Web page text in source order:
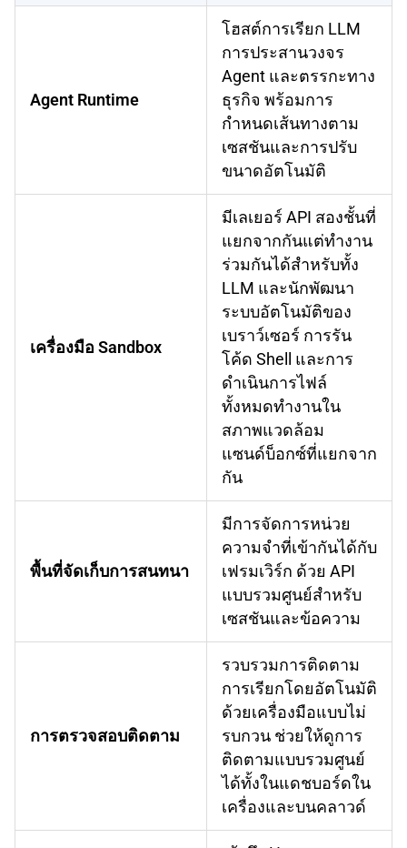
Agent Runtime
โฮสต์การเรียก LLM
การประสานวงจร
Agent และตรรกะทาง
ธุรกิจ พร้อมการ
กำหนดเส้นทางตาม
เซสชันและการปรับ
ขนาดอัตโนมัติ
เครื่องมือ Sandbox
มีเลเยอร์ API สองชั้นที่
แยกจากกันแต่ทำงาน
ร่วมกันได้สำหรับทั้ง
LLM และนักพัฒนา
ระบบอัตโนมัติของ
เบราว์เซอร์ การรัน
โค้ด Shell และการ
ดำเนินการไฟล์
ทั้งหมดทำงานใน
สภาพแวดล้อม
แซนด์บ็อกซ์ที่แยกจาก
กัน
พื้นที่จัดเก็บการสนทนา
มีการจัดการหน่วย
ความจำที่เข้ากันได้กับ
เฟรมเวิร์ก ด้วย API
แบบรวมศูนย์สำหรับ
เซสชันและข้อความ
การตรวจสอบติดตาม
รวบรวมการติดตาม
การเรียกโดยอัตโนมัติ
ด้วยเครื่องมือแบบไม่
รบกวน ช่วยให้ดูการ
ติดตามแบบรวมศูนย์
ได้ทั้งในแดชบอร์ดใน
เครื่องและบนคลาวด์